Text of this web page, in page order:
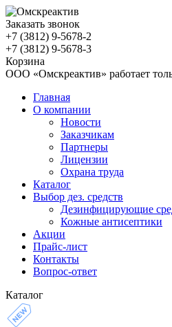
Заказать звонок
+7 (3812) 9-5678-2
+7 (3812) 9-5678-3
Корзина
ООО «Омскреактив» работает
Главная
О компании
Новости
Заказчикам
Партнеры
Лицензии
Охрана труда
Каталог
Выбор дез. средств
Дезинфицирующие
Кожные антисептики
Акции
Прайс-лист
Контакты
Вопрос-ответ
Каталог